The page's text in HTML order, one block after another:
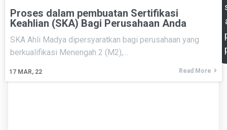
Proses dalam pembuatan Sertifikasi
Keahlian (SKA) Bagi Perusahaan Anda
17 MAR, 22
SKA Ahli Madya dipersyaratkan bagi perusahaan yang
berkualifikasi Menengah 2 (M2),…
Read More